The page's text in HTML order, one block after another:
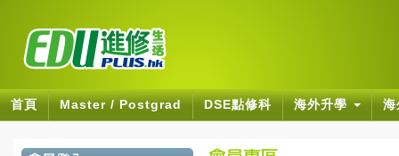
首頁 Master / Postgrad DSE點修科 海外升學